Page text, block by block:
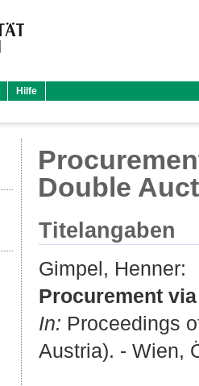
Hilfe
Double
Titelangaben
Gimpel, Henner:
Procurement
In: Proceedings
Austria). - Wien,